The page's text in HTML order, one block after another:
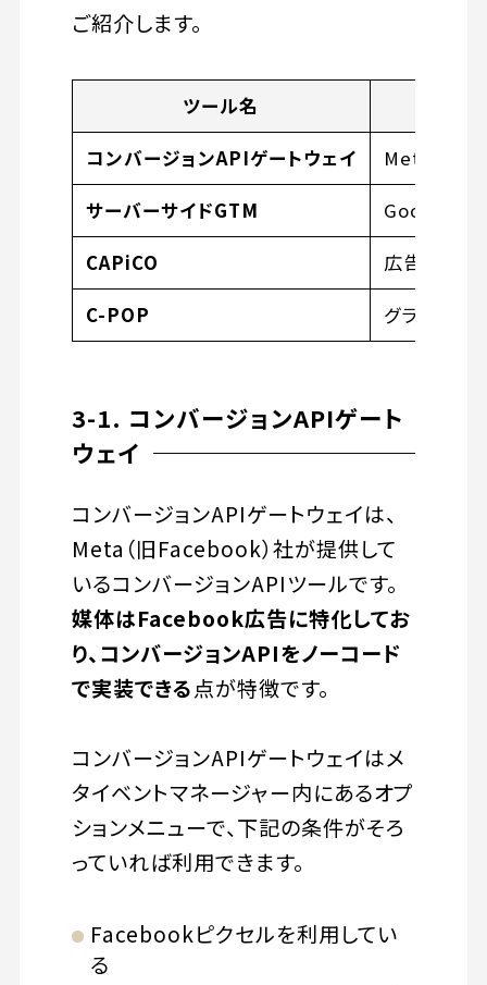
ご紹介します。
ツール名
コンバージョンAPIゲートウェイ
Meta（旧
サーバーサイドGTM
Googleタ
CAPiCO
広告効果測
C-POP
グラフトン
3-1. コンバージョンAPIゲート
ウェイ
コンバージョンAPIゲートウェイは、
Meta（旧Facebook）社が提供して
いるコンバージョンAPIツールです。
媒体はFacebook広告に特化してお
り、コンバージョンAPIをノーコード
で実装できる点が特徴です。
コンバージョンAPIゲートウェイはメ
タイベントマネージャー内にあるオプ
ションメニューで、下記の条件がそろ
っていれば利用できます。
Facebookピクセルを利用してい
る